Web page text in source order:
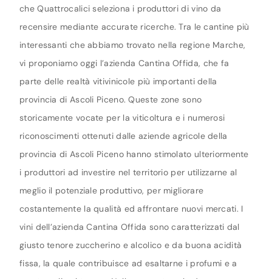
che Quattrocalici seleziona i produttori di vino da
recensire mediante accurate ricerche. Tra le cantine più
interessanti che abbiamo trovato nella regione Marche,
vi proponiamo oggi l’azienda Cantina Offida, che fa
parte delle realtà vitivinicole più importanti della
provincia di Ascoli Piceno. Queste zone sono
storicamente vocate per la viticoltura e i numerosi
riconoscimenti ottenuti dalle aziende agricole della
provincia di Ascoli Piceno hanno stimolato ulteriormente
i produttori ad investire nel territorio per utilizzarne al
meglio il potenziale produttivo, per migliorare
costantemente la qualità ed affrontare nuovi mercati. I
vini dell’azienda Cantina Offida sono caratterizzati dal
giusto tenore zuccherino e alcolico e da buona acidità
fissa, la quale contribuisce ad esaltarne i profumi e a